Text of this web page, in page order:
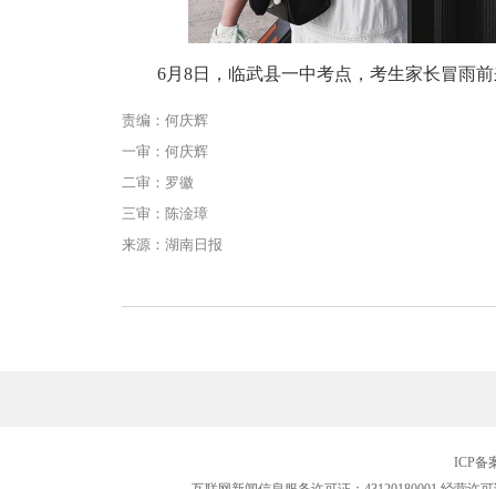
6月8日，临武县一中考点，考生家长冒雨
责编：何庆辉
一审：何庆辉
二审：罗徽
三审：陈淦璋
来源：湖南日报
ICP备